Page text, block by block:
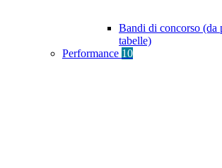
Bandi di concorso (da
tabelle)
Performance 10